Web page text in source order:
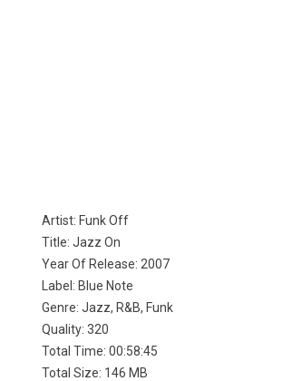
Artist: Funk Off
Title: Jazz On
Year Of Release: 2007
Label: Blue Note
Genre: Jazz, R&B, Funk
Quality: 320
Total Time: 00:58:45
Total Size: 146 MB